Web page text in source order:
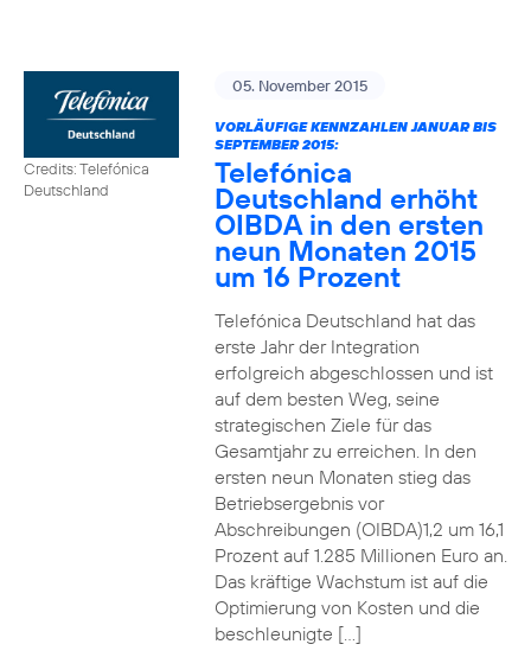
Credits: Telefónica
Deutschland
05. November 2015
VORLÄUFIGE KENNZAHLEN JANUAR BIS
SEPTEMBER 2015:
Telefónica
Deutschland erhöht
OIBDA in den ersten
neun Monaten 2015
um 16 Prozent
Telefónica Deutschland hat das
erste Jahr der Integration
erfolgreich abgeschlossen und ist
auf dem besten Weg, seine
strategischen Ziele für das
Gesamtjahr zu erreichen. In den
ersten neun Monaten stieg das
Betriebsergebnis vor
Abschreibungen (OIBDA)1,2 um 16,1
Prozent auf 1.285 Millionen Euro an.
Das kräftige Wachstum ist auf die
Optimierung von Kosten und die
beschleunigte […]